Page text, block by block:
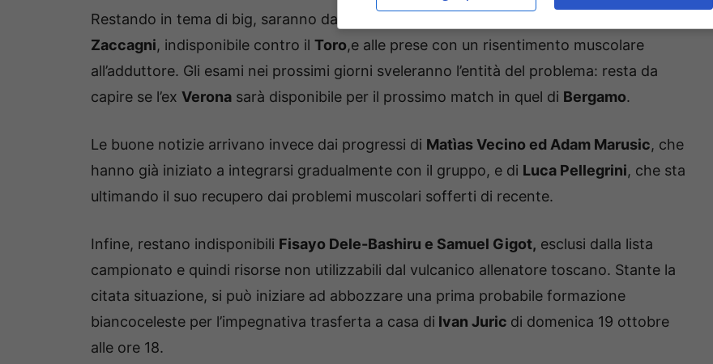
Restando in tema di big, saranno da valutare attentamente le condizioni di
Zaccagni, indisponibile contro il Toro,e alle prese con un risentimento muscolare
all’adduttore. Gli esami nei prossimi giorni sveleranno l’entità del problema: resta da
capire se l’ex Verona sarà disponibile per il prossimo match in quel di Bergamo.
Le buone notizie arrivano invece dai progressi di Matìas Vecino ed Adam Marusic, che
hanno già iniziato a integrarsi gradualmente con il gruppo, e di Luca Pellegrini, che sta
ultimando il suo recupero dai problemi muscolari sofferti di recente.
Infine, restano indisponibili Fisayo Dele-Bashiru e Samuel Gigot, esclusi dalla lista
campionato e quindi risorse non utilizzabili dal vulcanico allenatore toscano. Stante la
citata situazione, si può iniziare ad abbozzare una prima probabile formazione
biancoceleste per l’impegnativa trasferta a casa di Ivan Juric di domenica 19 ottobre
alle ore 18.